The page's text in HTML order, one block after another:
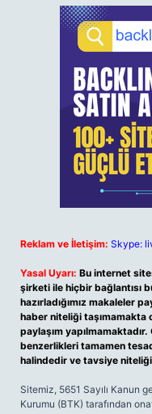
Reklam ve İletişim: Skype:
Yasal Uyarı: Bu internet
şirketi ile hiçbir bağlantısı
hazırladığımız makaleler
haber niteliği taşımamakta
paylaşım
benzerlikleri tamamen
halindedir ve tavsiye niteliği
Sitemiz, 5651 Sayılı Kanun
Kurumu (BTK) tarafından